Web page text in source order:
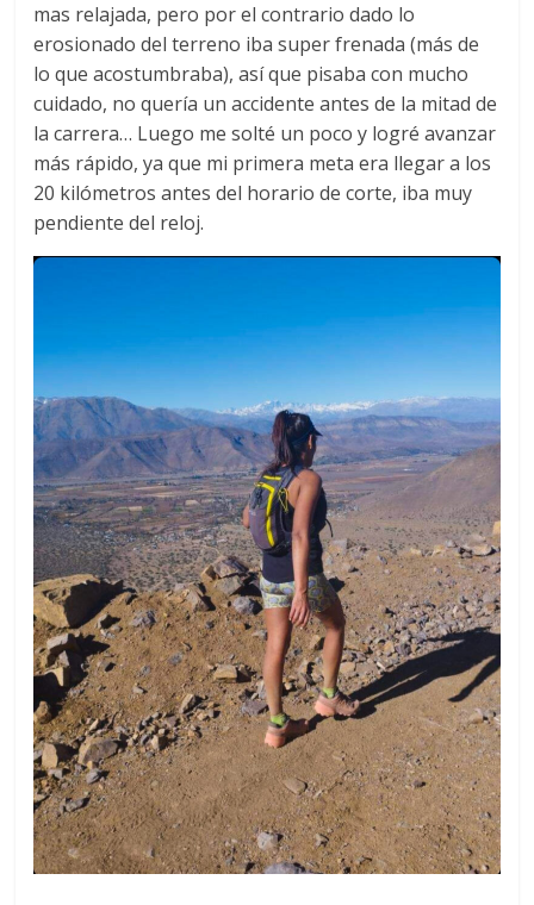
mas relajada, pero por el contrario dado lo
erosionado del terreno iba super frenada (más de
lo que acostumbraba), así que pisaba con mucho
cuidado, no quería un accidente antes de la mitad de
la carrera… Luego me solté un poco y logré avanzar
más rápido, ya que mi primera meta era llegar a los
20 kilómetros antes del horario de corte, iba muy
pendiente del reloj.​